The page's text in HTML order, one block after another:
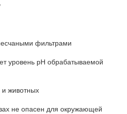
фильтрами
уровень рН обрабатываемой
и животных
не опасен для окружающей